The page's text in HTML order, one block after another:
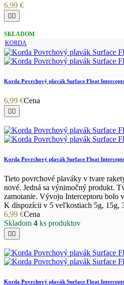
6,99 €
 
SKLADOM
KORDA
Korda Povrchový plavák Surface Float
6,99 €Cena
 
Korda Povrchový plavák Surface Float
Tieto povrchové plaváky v tvare
nové. Jedná sa výnimočný produkt.
zamotanie. Vývoju Interceptoru bolo
K dispozícii v 5 veľkostiach 5g, 15g,
6,99 €Cena
Skladom 4 ks produktov
 
Korda Povrchový plavák Surface Float